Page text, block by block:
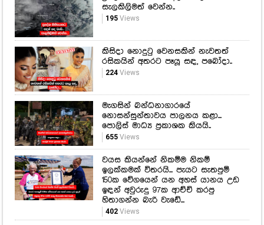
සැලකිලිමත් වෙන්න..
195Views
කිසිදා නොදුටු වෙනසකින් නැවතත්
රසිකයින් අතරට පෑයූ සඳ, පබෝදා..
224Views
මැගසින් බන්ධනාගාරයේ
නොසන්සුන්තාවය පාලනය කළා...
පොලිස් මාධ්‍ය ප්‍රකාශක කියයි..
655Views
වයස කියන්නේ නිකම්ම නිකම්
ඉලක්කමක් විතරයි... පැයට සැතපුම්
150ක වේගයෙන් යන අහස් යානය උඩ
ඉඳන් අවුරුදු 97ක ආච්චි කරපු
හිතාගන්න බැරි වැඩේ...
402Views